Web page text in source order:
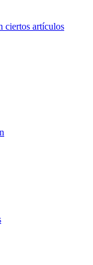
ciertos artículos